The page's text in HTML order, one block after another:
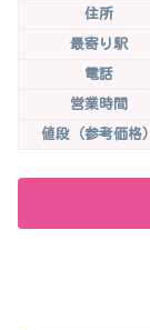
住所
最寄り駅
電話
営業時間
値段（参考価格）